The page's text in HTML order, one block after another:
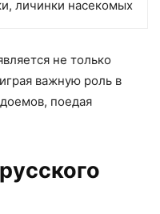
личинки насекомых
не только
важную роль в
поедая